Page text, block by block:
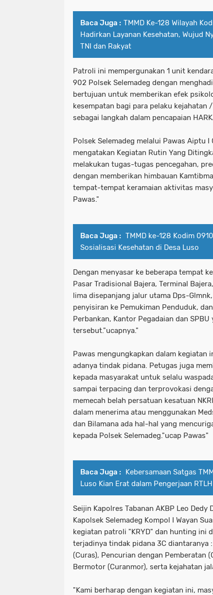
Baca Juga : TMMD Ke-128 Wilayah
Hadirkan Layanan Kesehatan, Wujud
TNI dan Rakyat
Patroli ini mempergunakan 1 unit
902 Polsek Selemadeg dengan
bertujuan untuk memberikan efek
kesempatan bagi para pelaku
sebagai langkah dalam pencapaian
Polsek Selemadeg melalui Pawas Aiptu I
mengatakan Kegiatan Rutin Yang
melakukan tugas-tugas pencegahan,
dengan memberikan himbauan
tempat-tempat keramaian aktivitas
Pawas."
Baca Juga : TMMD ke-128 Kodim
Sosialisasi Kesehatan di Desa Luso
Dengan menyasar ke beberapa tempat
Pasar Tradisional Bajera, Terminal
lima disepanjang jalur utama Dps-
penyisiran ke Pemukiman Penduduk,
Perbankan, Kantor Pegadaian dan
tersebut."ucapnya."
Pawas mengungkapkan dalam kegiatan
adanya tindak pidana. Petugas juga
kepada masyarakat untuk selalu
sampai terpacing dan terprovokasi
memecah belah persatuan kesatuan
dalam menerima atau menggunakan
dan Bilamana ada hal-hal yang
kepada Polsek Selemadeg."ucap Pawas"
Baca Juga : Kebersamaan Satgas
Luso Kian Erat dalam Pengerjaan RTLH
Seijin Kapolres Tabanan AKBP Leo Dedy
Kapolsek Selemadeg Kompol I Wayan
kegiatan patroli "KRYD" dan hunting ini
terjadinya tindak pidana 3C diantaranya
(Curas), Pencurian dengan Pemberatan
Bermotor (Curanmor), serta kejahatan
"Kami berharap dengan kegiatan ini,